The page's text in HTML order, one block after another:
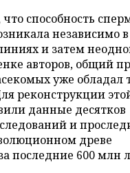
способность
независимо
и затем
авторов, общий
уже обладал
реконструкции
данные десятков
и
древе
последние 600 млн